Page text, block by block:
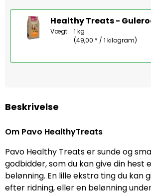
Healthy Treats -
Vægt:
1 kg
(49,00 * / 1 kilogram)
Beskrivelse
Om Pavo HealthyTreats
Pavo Healthy Treats er sunde og
godbidder, som du kan give din hest
belønning. En lille ekstra ting du kan
efter ridning, eller en belønning